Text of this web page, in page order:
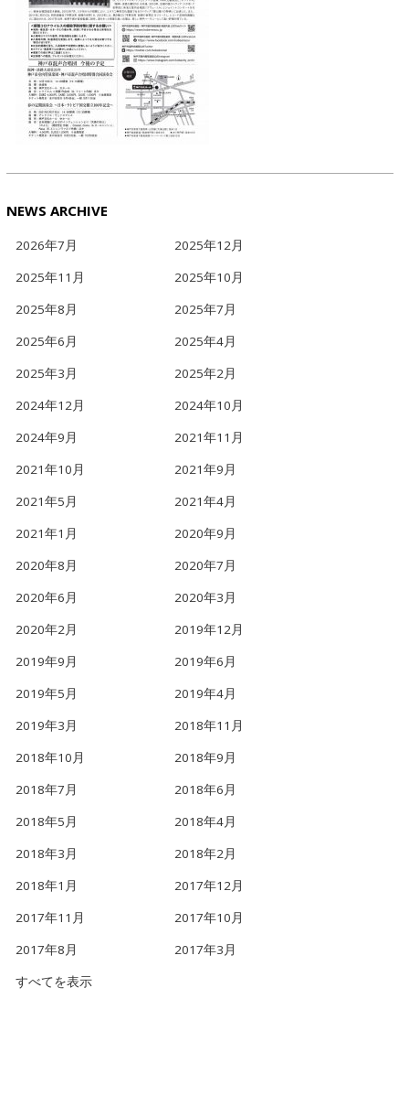
NEWS ARCHIVE
2026年7月
2025年12月
2025年11月
2025年10月
2025年8月
2025年7月
2025年6月
2025年4月
2025年3月
2025年2月
2024年12月
2024年10月
2024年9月
2021年11月
2021年10月
2021年9月
2021年5月
2021年4月
2021年1月
2020年9月
2020年8月
2020年7月
2020年6月
2020年3月
2020年2月
2019年12月
2019年9月
2019年6月
2019年5月
2019年4月
2019年3月
2018年11月
2018年10月
2018年9月
2018年7月
2018年6月
2018年5月
2018年4月
2018年3月
2018年2月
2018年1月
2017年12月
2017年11月
2017年10月
2017年8月
2017年3月
すべてを表示